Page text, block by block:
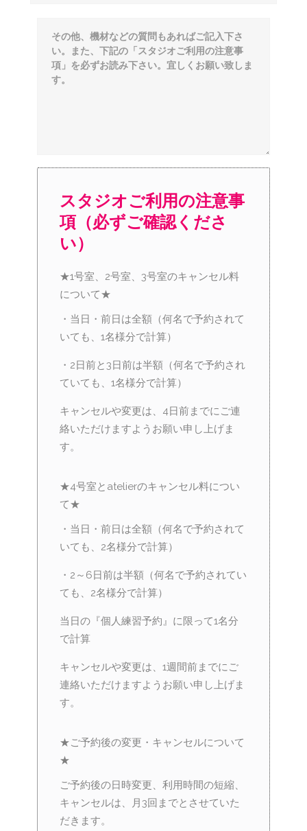
スタジオご利用の注意事
項（必ずご確認くださ
い）
★1号室、2号室、3号室のキャンセル料
について★
・当日・前日は全額（何名で予約されて
いても、1名様分で計算）
・2日前と3日前は半額（何名で予約され
ていても、1名様分で計算）
キャンセルや変更は、4日前までにご連
絡いただけますようお願い申し上げま
す。
★4号室とatelierのキャンセル料につい
て★
・当日・前日は全額（何名で予約されて
いても、2名様分で計算）
・2～6日前は半額（何名で予約されてい
ても、2名様分で計算）
当日の『個人練習予約』に限って1名分
で計算
キャンセルや変更は、1週間前までにご
連絡いただけますようお願い申し上げま
す。
★ご予約後の変更・キャンセルについて
★
ご予約後の日時変更、利用時間の短縮、
キャンセルは、月3回までとさせていた
だきます。